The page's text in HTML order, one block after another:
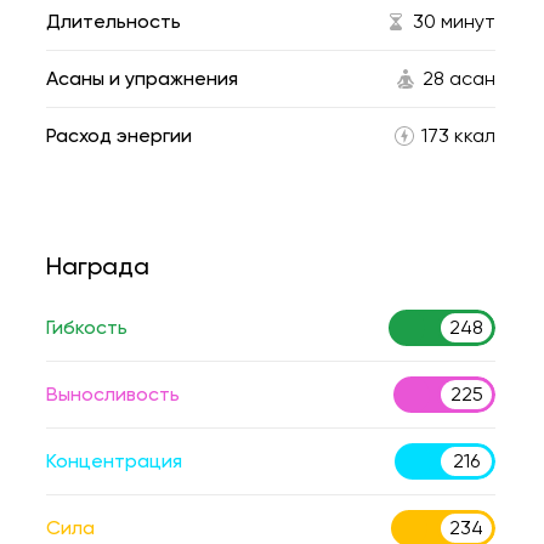
Длительность 30 минут
Асаны и упражнения 28 асан
Расход энергии 173 ккал
Награда
Гибкость 248
Выносливость 225
Концентрация 216
Сила 234